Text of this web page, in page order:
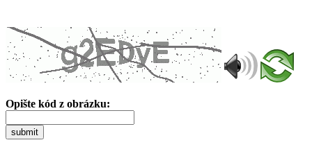
Opište kód z obrázku:
submit